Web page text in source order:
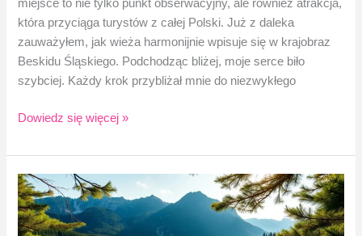
miejsce to nie tylko punkt obserwacyjny, ale również atrakcja,
która przyciąga turystów z całej Polski. Już z daleka
zauważyłem, jak wieża harmonijnie wpisuje się w krajobraz
Beskidu Śląskiego. Podchodząc bliżej, moje serce biło
szybciej. Każdy krok przybliżał mnie do niezwykłego
Wieża
na
Baraniej
Górze
–
Dowiedz się więcej »